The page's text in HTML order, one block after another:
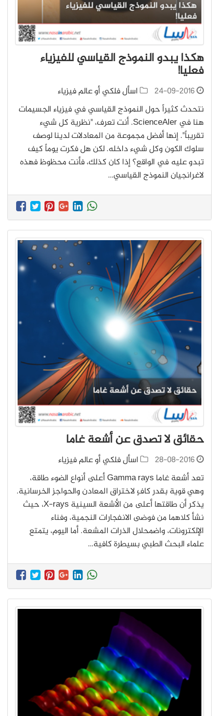
هكذا يبدو النموذج القياسي للفيزياء
فعليا!
24-09-2016
اسأل فلكي أو عالم فيزياء
نتحدث كثيراً حول النموذج القياسي في فيزياء الجسيمات
هنا في ScienceAler. أنت تعرف، "نظرية كل شيء
تقريباً". إنها أفضل مجموعة من المعادلات لدينا لوصف
سلوك الكون وكل شيء داخله. لكن هل فكرت يوماً كيف
تبدو عليه في الواقع؟ إذا كان كذلك، فأنت محظوظ فهذه
لاغرانجيان النموذج القياسي…
حقائق لا تصدق عن أشعة غاما
28-08-2016
اسأل فلكي أو عالم فيزياء
تعد أشعة غاما Gamma rays أعلى أنواع الضوء طاقة،
وهي قوية بقدر كافٍ لاختراق المعادن والحواجز الخرسانية.
يذكر أن طاقتها أعلى من الأشعة السينية X-rays، حيث
نشأ كلاهما من فوضى الانفجارات النجمية، وفناء
الإلكترونات، واضمحلال الذرات المشعة. أما اليوم، يتمتع
علماء البحث الطبي بسيطرة كافية…